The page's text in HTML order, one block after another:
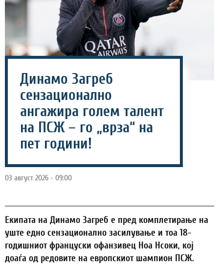
Динамо Загреб
сензационално
ангажира голем талент
на ПСЖ – го „врза“ на
пет години!
03 август 2026 - 09:00
Екипата на Динамо Загреб е пред комплетирање на
уште едно сензационално засилување и тоа 18-
годишниот француски офанзивец Ноа Нсоки, кој
доаѓа од редовите на европскиот шампион ПСЖ.